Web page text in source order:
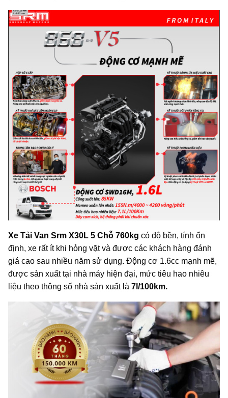
Xe Tải Van Srm X30L 5 Chỗ 760kg có độ bền, tính ổn
định, xe rất ít khi hỏng vặt và được các khách hàng đánh
giá cao sau nhiều năm sử dụng. Động cơ 1.6cc mạnh mẽ,
được sản xuất tại nhà máy hiện đại, mức tiêu hao nhiêu
liệu theo thông số nhà sản xuất là 7l/100km.